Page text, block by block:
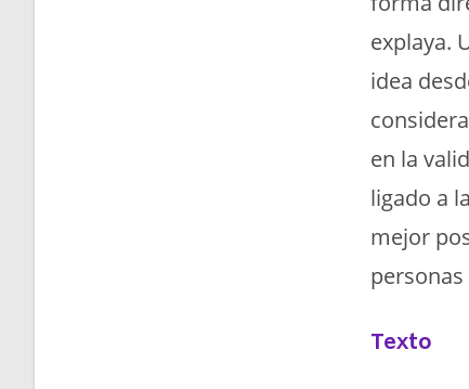
explaya.
idea
en la
ligado a
mejor
Texto